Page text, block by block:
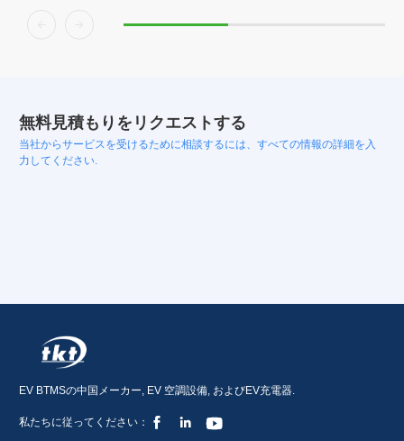
無料見積もりをリクエストする
当社からサービスを受けるために相談するには、すべての情報の詳細を入
力してください.
EV BTMSの中国メーカー, EV 空調設備, およびEV充電器.
私たちに従ってください：   